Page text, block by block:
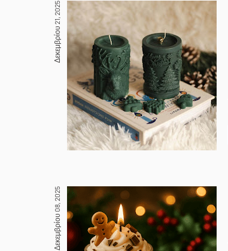
Δεκεμβρίου 21, 2025
Δεκεμβρίου 08, 2025